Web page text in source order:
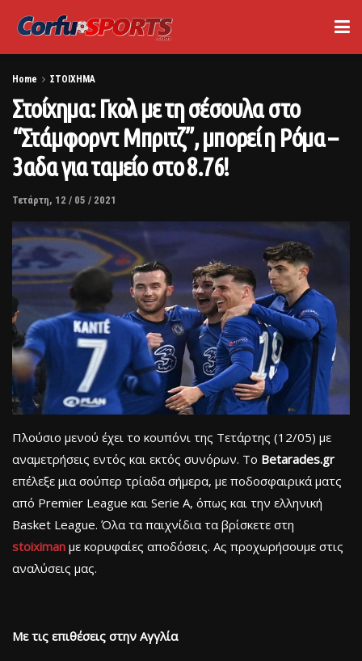
Home ΣΤΟΙΧΗΜΑ
Στοίχημα: Γκολ με τη σέσουλα στο
“Στάμφορντ Μπριτζ”, μπορεί η Ρόμα –
3αδα για ταμείο στο 8.76!
Τετάρτη, 12 / 05 / 2021
Πλούσιο μενού έχει το κουπόνι της Τετάρτης (12/05) με
αναμετρήσεις εντός και εκτός συνόρων. Το Betarades.gr
επέλεξε μια σούπερ τρίαδα σήμερα, με ποδοσφαιρικά ματς
από Premier League και Serie A, όπως και την ελληνική
Basket League. Όλα τα παιχνίδια τα βρίσκετε στη
stoiximan με κορυφαίες αποδόσεις. Ας προχωρήσουμε στις
αναλύσεις μας.
Με τις επιθέσεις στην Αγγλία